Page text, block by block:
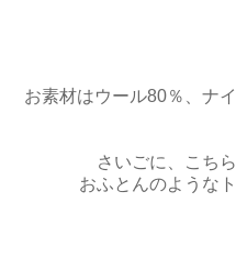
お素材はウール80％、ナ
さいごに、こち
おふとんのような